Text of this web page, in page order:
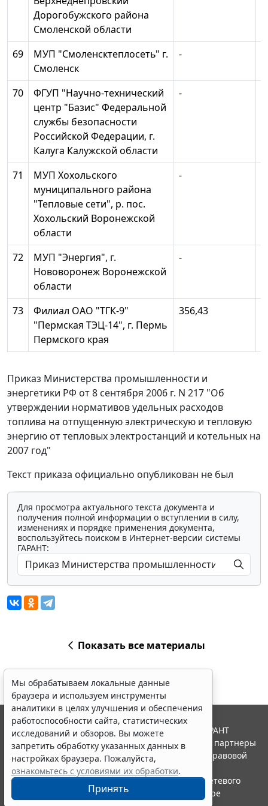
Дорогобужского района
Смоленской области
69
МУП "Смоленсктеплосеть" г.
Смоленск
-
70
ФГУП "Научно-технический
центр "Базис" Федеральной
службы безопасности
Российской Федерации, г.
Калуга Калужской области
-
71
МУП Хохольского
муниципального района
"Тепловые сети", р. пос.
Хохольский Воронежской
области
-
72
МУП "Энергия", г.
Нововоронеж Воронежской
области
-
73
Филиал ОАО "ТГК-9"
"Пермская ТЭЦ-14", г. Пермь
Пермского края
356,43
Приказ Министерства промышленности и
энергетики РФ от 8 сентября 2006 г. N 217 "Об
утверждении нормативов удельных расходов
топлива на отпущенную электрическую и тепловую
энергию от тепловых электростанций и котельных на
2007 год"
Текст приказа официально опубликован не был
Для просмотра актуального текста документа и
получения полной информации о вступлении в силу,
изменениях и порядке применения документа,
воспользуйтесь поиском в Интернет-версии системы
ГАРАНТ:
Показать все материалы
Мы обрабатываем локальные данные
браузера и используем инструменты
аналитики в целях улучшения и обеспечения
работоспособности сайта, статистических
исследований и обзоров. Вы можете
запретить обработку указанных данных в
настройках браузера. Пожалуйста,
ознакомьтесь с условиями их обработки.
Принять
© ООО "НПП "ГАРАНТ-СЕРВИС", 2026. Система ГАРАНТ
выпускается с 1990 года. Компания "Гарант" и ее партнеры
являются участниками Российской ассоциации правовой
информации ГАРАНТ.
Портал ГАРАНТ.РУ зарегистрирован в качестве сетевого
издания Федеральной службой по надзору в сфере